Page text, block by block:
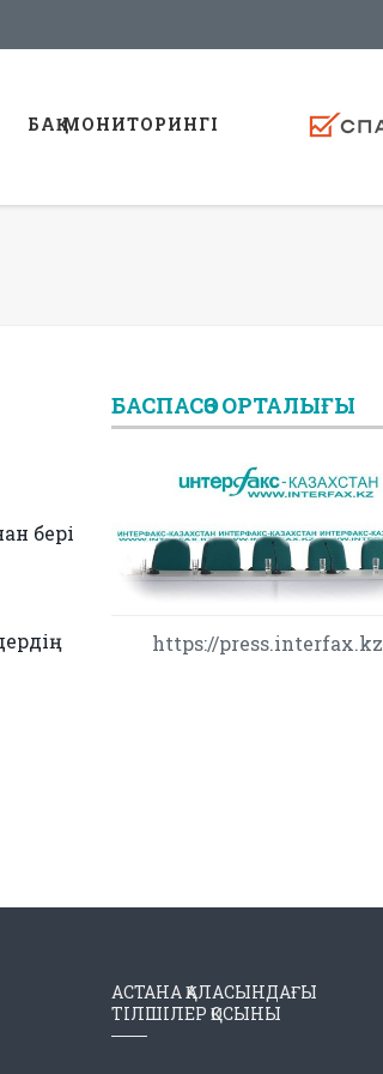
БАҚ МОНИТОРИНГI
бері
БАСПАСӨЗ ОРТАЛЫҒЫ
https://press.interfax.kz
АСТАНА ҚАЛАСЫНДАҒЫ
ТІЛШІЛЕР ҚОСЫНЫ